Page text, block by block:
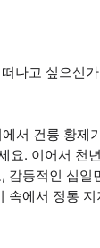
나고 싶으신
서 건륭 황제
요. 이어서 천
감동적인 십일
속에서 정통